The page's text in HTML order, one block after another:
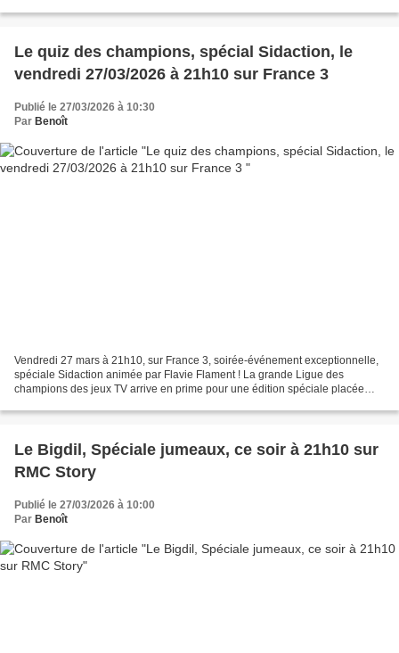
Le quiz des champions, spécial Sidaction, le
vendredi 27/03/2026 à 21h10 sur France 3
Publié le 27/03/2026 à 10:30
Par Benoît
Vendredi 27 mars à 21h10, sur France 3, soirée-événement exceptionnelle,
spéciale Sidaction animée par Flavie Flament ! La grande Ligue des
champions des jeux TV arrive en prime pour une édition spéciale placée
Le Bigdil, Spéciale jumeaux, ce soir à 21h10 sur
RMC Story
Publié le 27/03/2026 à 10:00
Par Benoît